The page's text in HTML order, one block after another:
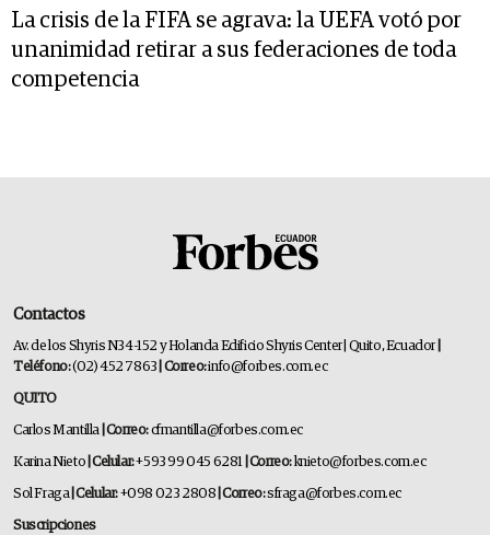
La crisis de la FIFA se agrava: la UEFA votó por
unanimidad retirar a sus federaciones de toda
competencia
Contactos
Av. de los Shyris N34-152 y Holanda Edificio Shyris Center | Quito, Ecuador
Teléfono:(02) 452 7863 | Correo:info@forbes.com.ec
QUITO
Carlos Mantilla | Correo:cfmantilla@forbes.com.ec
Karina Nieto | Celular:+593 99 045 6281 | Correo:knieto@forbes.com.ec
Sol Fraga| Celular:+098 023 2808 | Correo:sfraga@forbes.com.ec
Suscripciones